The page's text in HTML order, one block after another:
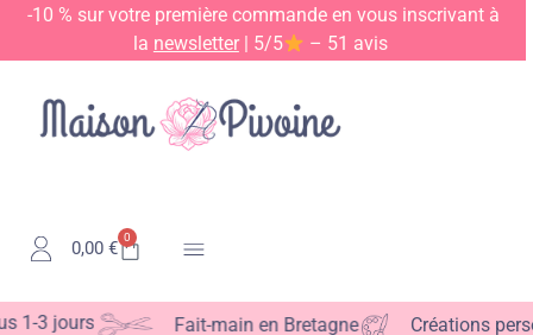
-10 % sur votre première commande en vous inscrivant à
la newsletter | 5/5 – 51 avis
0,00 €
0
jours Fait-main en Bretagne Créations